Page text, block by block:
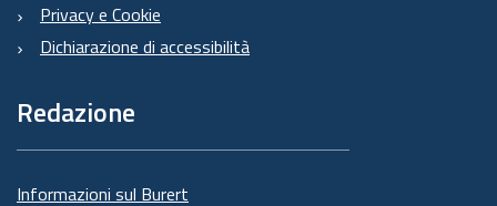
Privacy e Cookie
Dichiarazione di accessibilità
Redazione
Informazioni sul Burert